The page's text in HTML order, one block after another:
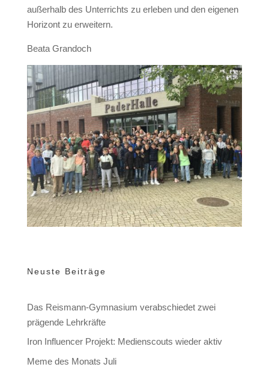
außerhalb des Unterrichts zu erleben und den eigenen
Horizont zu erweitern.
Beata Grandoch
Neuste Beiträge
Das Reismann-Gymnasium verabschiedet zwei
prägende Lehrkräfte
Iron Influencer Projekt: Medienscouts wieder aktiv
Meme des Monats Juli